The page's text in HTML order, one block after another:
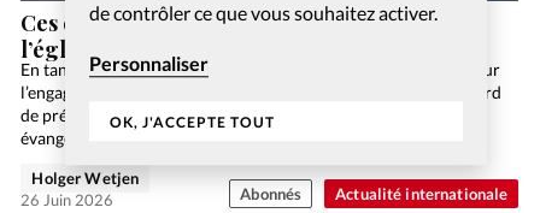
de contrôler ce que vous souhaitez activer.
Personnaliser
OK, J'ACCEPTE TOUT
Actualité internationale
Ces évangéliques qui prennent le pont entre
l’église et la synagogue
En tant qu’ukrainien, quel est votre regard sur cette guerre et sur
l’engagement des chrétiens dans celle-ci? Permettez-moi d’abord
de présenter un peu le contexte. Jusqu’à récemment, les
évangéliques en Ukraine étaient historiquement strictement
Holger Wetjen
26 Juin 2026
Abonnés